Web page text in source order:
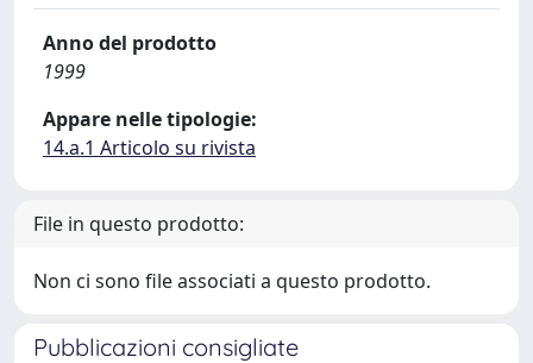
Anno del prodotto
1999
Appare nelle tipologie:
14.a.1 Articolo su rivista
File in questo prodotto:
Non ci sono file associati a questo prodotto.
Pubblicazioni consigliate